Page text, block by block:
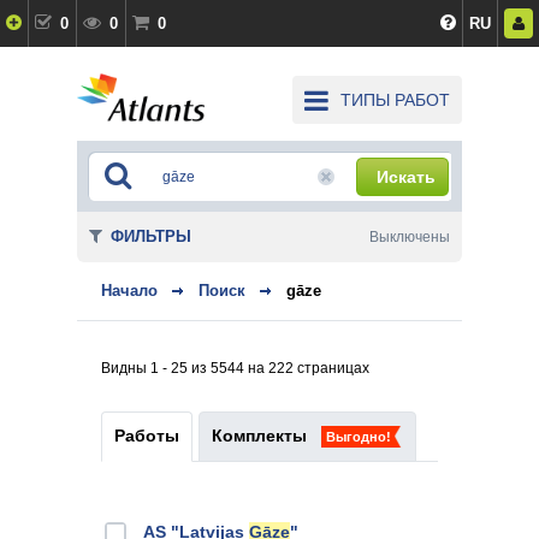
0 0 0 RU
ТИПЫ РАБОТ
Искать
Начало Поиск gāze
Видны 1 - 25 из 5544 на 222 страницах
Работы Комплекты Выгодно!
AS "Latvijas Gāze"
ФИЛЬТРЫ Выключены